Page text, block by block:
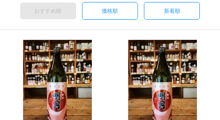
おすすめ順 価格順 新着順